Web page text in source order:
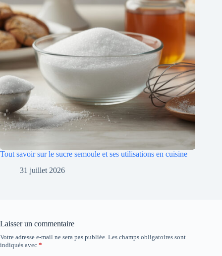
Tout savoir sur le sucre semoule et ses utilisations en cuisine
31 juillet 2026
Laisser un commentaire
Votre adresse e-mail ne sera pas publiée. Les champs obligatoires sont
indiqués avec *